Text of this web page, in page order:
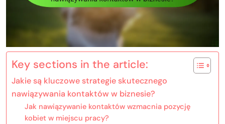
Key sections in the article:
Jakie są kluczowe strategie skutecznego
nawiązywania kontaktów w biznesie?
Jak nawiązywanie kontaktów wzmacnia pozycję
kobiet w miejscu pracy?